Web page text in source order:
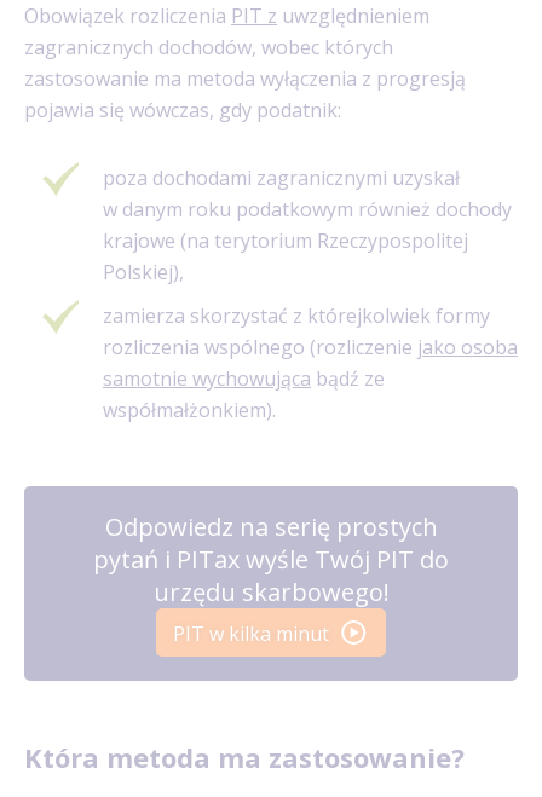
Obowiązek rozliczenia PIT z uwzględnieniem
zagranicznych dochodów, wobec których
zastosowanie ma metoda wyłączenia z progresją
pojawia się wówczas, gdy podatnik:
poza dochodami zagranicznymi uzyskał
w danym roku podatkowym również dochody
krajowe (na terytorium Rzeczypospolitej
Polskiej),
zamierza skorzystać z którejkolwiek formy
rozliczenia wspólnego (rozliczenie jako osoba
samotnie wychowująca bądź ze
współmałżonkiem).
Odpowiedz na serię prostych
pytań i PITax wyśle Twój PIT do
urzędu skarbowego!
PIT w kilka minut
Która metoda ma zastosowanie?